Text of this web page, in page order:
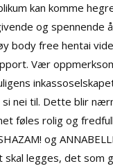
kan komme
og spennende
body free hentai
Vær
nei til. Dette blir
føles rolig og
og
legges, det som